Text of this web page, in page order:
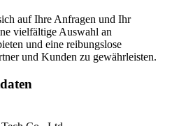
auf Ihre Anfragen und Ihr
vielfältige Auswahl an
und eine reibungslose
und Kunden zu gewährleisten.